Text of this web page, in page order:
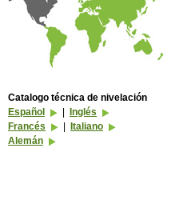
Catalogo técnica de nivelación
Español
Inglés
Francés
Italiano
Alemán